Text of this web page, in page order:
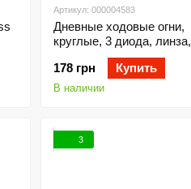
Артикул: 000004583
Дневные ходовые огни,
круглые, 3 диода, линза,
резьба М10
178 грн
Купить
В наличии
3